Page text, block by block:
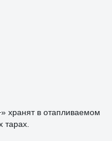
хранят в отапливаемом